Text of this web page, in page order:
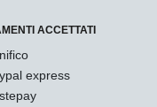
ACCETTATI
express